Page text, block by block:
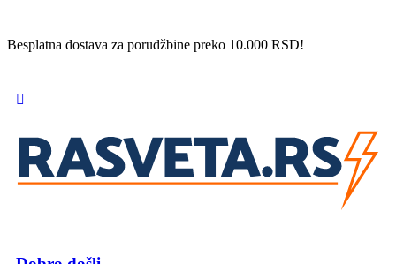
Besplatna dostava za porudžbine preko 10.000 RSD!